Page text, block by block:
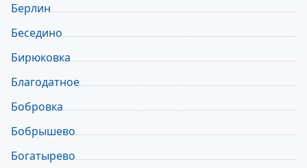
Берлин
Беседино
Бирюковка
Благодатное
Бобровка
Бобрышево
Богатырево